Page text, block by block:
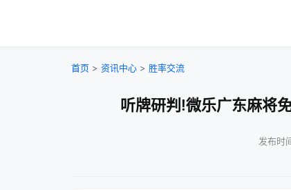
首页 > 资讯中心 > 胜率交流
听牌研判!微乐广东麻将
发布时